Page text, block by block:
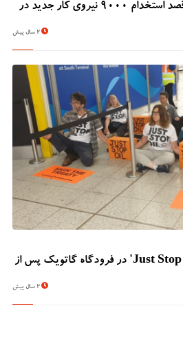
شرکت بزرگ توزیع Evri قصد استخدام ۹۰۰۰ نیروی کار جدید در
2 سال پیش
دستگیری هشت فعال 'Just Stop Oil' در فرودگاه گاتویک پس از
2 سال پیش